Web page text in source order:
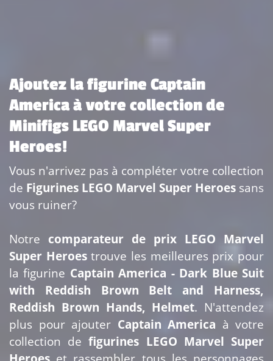
Ajoutez la figurine Captain
America à votre collection de
Minifigs LEGO Marvel Super
Heroes!
Vous n'arrivez pas à compléter votre collection
de Figurines LEGO Marvel Super Heroes sans
vous ruiner?
Notre comparateur de prix LEGO Marvel
Super Heroestrouve les meilleures prix pour
la figurine Captain America - Dark Blue Suit
with Reddish Brown Belt and Harness,
Reddish Brown Hands, Helmet. N'attendez
plus pour ajouter Captain America à votre
collection defigurines LEGO Marvel Super